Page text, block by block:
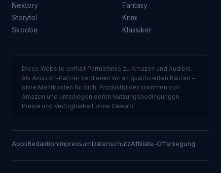
Nextory
Storytel
Skoobe
Fantasy
Krimi
Klassiker
Diese Website enthält Partnerlinks zu Amazon und Audible.
Als Amazon-Partner verdienen wir an qualifizierten Käufen –
ohne Mehrkosten für dich. Produktbilder stammen von
Amazon und unterliegen deren Nutzungsbedingungen.
Preise und Verfügbarkeit ohne Gewähr.
AppsRedaktionImpressumDatenschutzAffiliate-Offenlegung